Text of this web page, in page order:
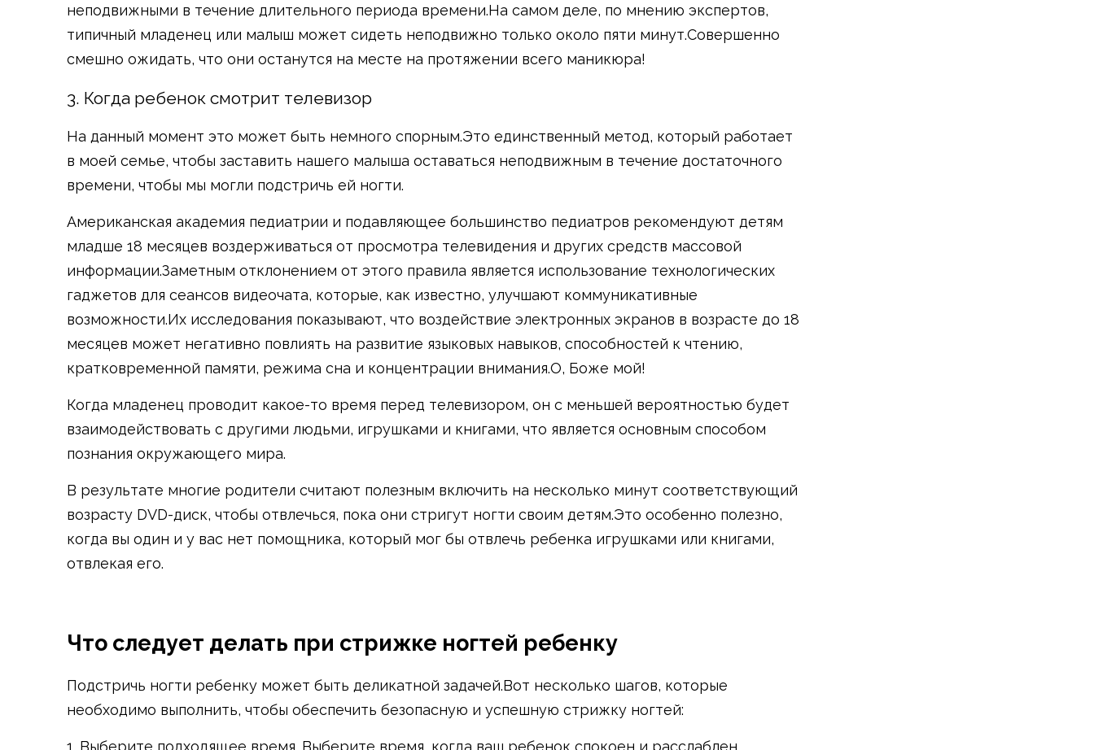
неподвижными в течение длительного периода времени.На самом деле, по мнению экспертов,
типичный младенец или малыш может сидеть неподвижно только около пяти минут.Совершенно
смешно ожидать, что они останутся на месте на протяжении всего маникюра!
3. Когда ребенок смотрит телевизор
На данный момент это может быть немного спорным.Это единственный метод, который работает
в моей семье, чтобы заставить нашего малыша оставаться неподвижным в течение достаточного
времени, чтобы мы могли подстричь ей ногти.
Американская академия педиатрии и подавляющее большинство педиатров рекомендуют детям
младше 18 месяцев воздерживаться от просмотра телевидения и других средств массовой
информации.Заметным отклонением от этого правила является использование технологических
гаджетов для сеансов видеочата, которые, как известно, улучшают коммуникативные
возможности.Их исследования показывают, что воздействие электронных экранов в возрасте до 18
месяцев может негативно повлиять на развитие языковых навыков, способностей к чтению,
кратковременной памяти, режима сна и концентрации внимания.О, Боже мой!
Когда младенец проводит какое-то время перед телевизором, он с меньшей вероятностью будет
взаимодействовать с другими людьми, игрушками и книгами, что является основным способом
познания окружающего мира.
В результате многие родители считают полезным включить на несколько минут соответствующий
возрасту DVD-диск, чтобы отвлечься, пока они стригут ногти своим детям.Это особенно полезно,
когда вы один и у вас нет помощника, который мог бы отвлечь ребенка игрушками или книгами,
отвлекая его.
Что следует делать при стрижке ногтей ребенку
Подстричь ногти ребенку может быть деликатной задачей.Вот несколько шагов, которые
необходимо выполнить, чтобы обеспечить безопасную и успешную стрижку ногтей:
1. Выберите подходящее время. Выберите время, когда ваш ребенок спокоен и расслаблен,